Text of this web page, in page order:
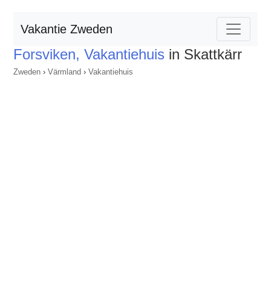
Vakantie Zweden
Forsviken, Vakantiehuis in Skattkärr
Zweden › Värmland › Vakantiehuis